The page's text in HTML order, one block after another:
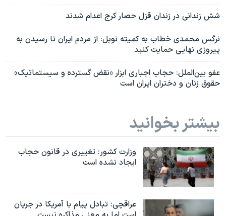
شش زندانی در زندان قزل حصار کرج اعدام شدند
نرگس محمدی خطاب به کمیته نوبل: از مردم ایران تا رسیدن به
پیروزی نهایی حمایت کنید
عفو بین‌الملل: حجاب اجباری ابزار «نقض گسترده و سیستماتیک»
حقوق زنان و دختران ایران است
بیشتر بخوانید
وزارت کشور: تغییری در قانون حجاب
ایجاد نشده است
عراقچی: تبادل پیام با آمریکا در جریان